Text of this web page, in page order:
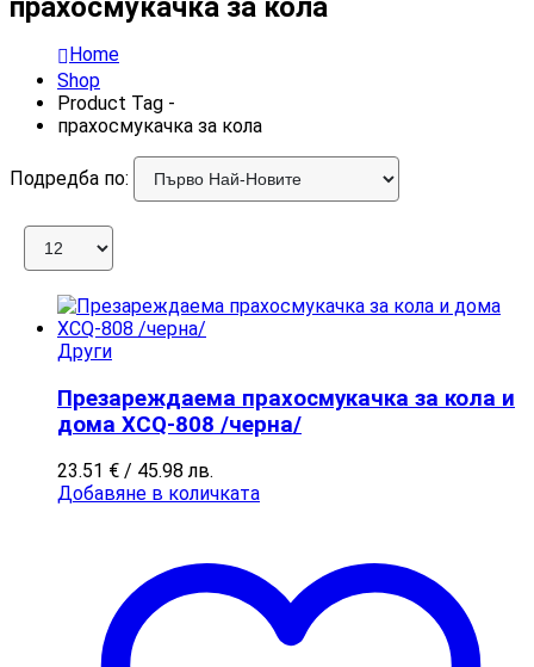
прахосмукачка за кола
Home
Shop
Product Tag -
прахосмукачка за кола
Подредба по:
Други
Презареждаема прахосмукачка за кола и
дома XCQ-808 /черна/
23.51 € / 45.98 лв.
Добавяне в количката